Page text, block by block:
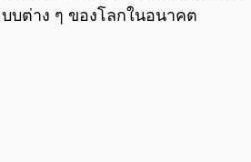
บต่าง ๆ ของโลกในอนาคต